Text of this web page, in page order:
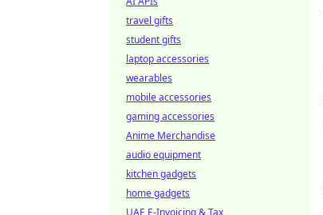
travel gifts
student gifts
laptop accessories
wearables
mobile accessories
gaming accessories
Anime Merchandise
audio equipment
kitchen gadgets
home gadgets
UAE E-Invoicing & Tax